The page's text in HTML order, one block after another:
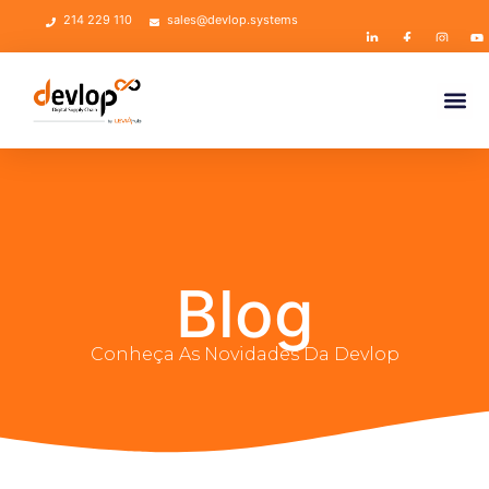
214 229 110 sales@devlop.systems
Blog
Conheça As Novidades Da Devlop